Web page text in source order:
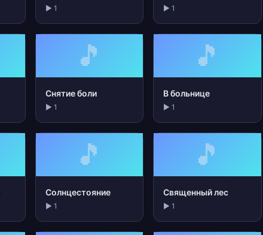
▶ 1 ▶ 1
🎵
Снятие боли
▶ 1
🎵
В больнице
▶ 1
🎵
Солнцестояние
▶ 1
🎵
Священный лес
▶ 1